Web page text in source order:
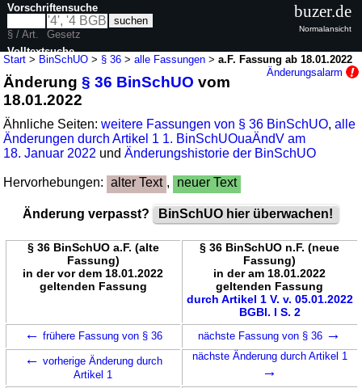
Start > BinSchUO > § 36 >alle Fassungen >a.F. Fassung ab 18.01.2022
Änderungsalarm
Änderung§ 36 BinSchUO vom
18.01.2022
Ähnliche Seiten:weitere Fassungen von § 36 BinSchUO,alle
Änderungen durch Artikel 1 1. BinSchUOuaÄndV am
18. Januar 2022 undÄnderungshistorie der BinSchUO
Hervorhebungen: alter Text , neuer Text
Änderung verpasst? BinSchUO hier überwachen!
§ 36 BinSchUO a.F. (alte
Fassung)
in der vor dem 18.01.2022
geltenden Fassung
§ 36 BinSchUO n.F. (neue
Fassung)
in der am 18.01.2022
geltenden Fassung
durch Artikel 1 V. v. 05.01.2022
BGBl. I S. 2
← frühere Fassung von § 36 nächste Fassung von § 36 →
← vorherige Änderung durch
Artikel 1
nächste Änderung durch Artikel 1
→
Vorschriftensuche
§ / Art.
Gesetz
Volltextsuche
nur in BinSchUO
buzer.de
Normalansicht